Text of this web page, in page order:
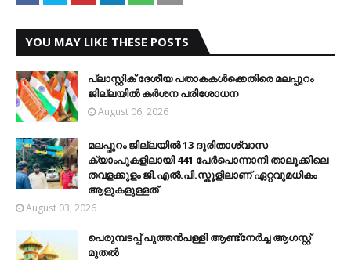
YOU MAY LIKE THESE POSTS
പ്ലാസ്റ്റിക് ദേശീയ പതാകകള്‍ക്കെതിരെ മലപ്പുറം
ജില്ലയില്‍ കര്‍ശന പരിശോധന
August 06, 2026
മലപ്പുറം ജില്ലയിൽ 13 ദുരിതാശ്വാസ
ക്യാംപുകളിലായി 441 പേർപൊന്നാനി താലൂക്കിലെ
തവളക്കുളം ജി.എൽ.പി.സ്കൂളിലാണ് ഏറ്റവുമധികം
ആളുകളുള്ളത്
August 03, 2026
പെരുമ്പടപ്പ് പുത്തൻപള്ളി ആണ്ട്നേർച്ച ആഗസ്റ്റ്
മുതൽ